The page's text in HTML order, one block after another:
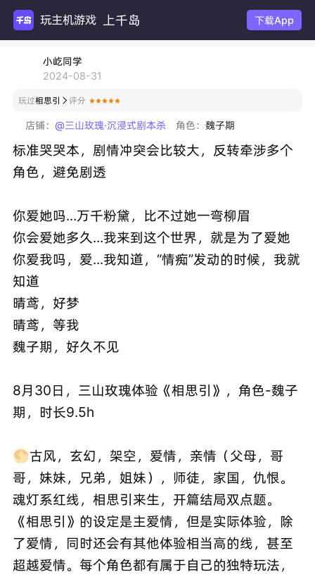
玩主 上千岛 下载App
小屹同学
2024-08-31
玩过相思引  评分
店铺： @三山玫瑰·沉浸式剧本杀 角色：魏子期
标准哭哭本，剧情冲突会比较大，反转牵涉多个
角色，避免剧透
你爱她吗...万千粉黛，比不过她一弯柳眉
你会爱她多久...我来到这个世界，就是为了爱她
你爱我吗，爱...我知道，“情痴”发动的时候，我就
知道
晴鸢，好梦
晴鸢，等我
魏子期，好久不见
8月30日，三山玫瑰体验《相思引》，角色-魏子
期，时长9.5h
🌕古风，玄幻，架空，爱情，亲情（父母，哥
哥，妹妹，兄弟，姐妹），师徒，家国，仇恨。
魂灯系红线，相思引来生，开篇结局双点题。
《相思引》的设定是主爱情，但是实际体验，除
了爱情，同时还会有其他体验相当高的线，甚至
超越爱情。每个角色都有属于自己的独特玩法，